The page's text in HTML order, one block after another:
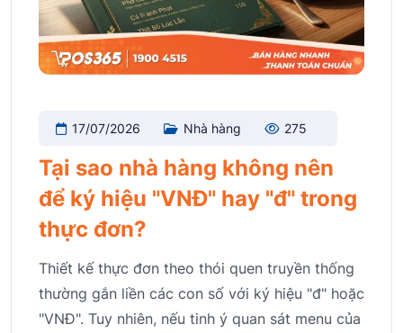
17/07/2026 Nhà hàng 275
Tại sao nhà hàng không nên
để ký hiệu "VNĐ" hay "đ" trong
thực đơn?
Thiết kế thực đơn theo thói quen truyền thống
thường gắn liền các con số với ký hiệu "đ" hoặc
"VNĐ". Tuy nhiên, nếu tinh ý quan sát menu của